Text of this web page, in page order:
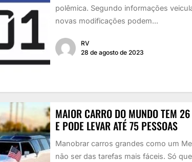
polêmica. Segundo informações
novas modificações podem...
RV
28 de agosto de 2023
MAIOR CARRO DO MUNDO TEM
E PODE LEVAR ATÉ 75 PESSOAS
Manobrar carros grandes como um
não ser das tarefas mais fáceis. Só